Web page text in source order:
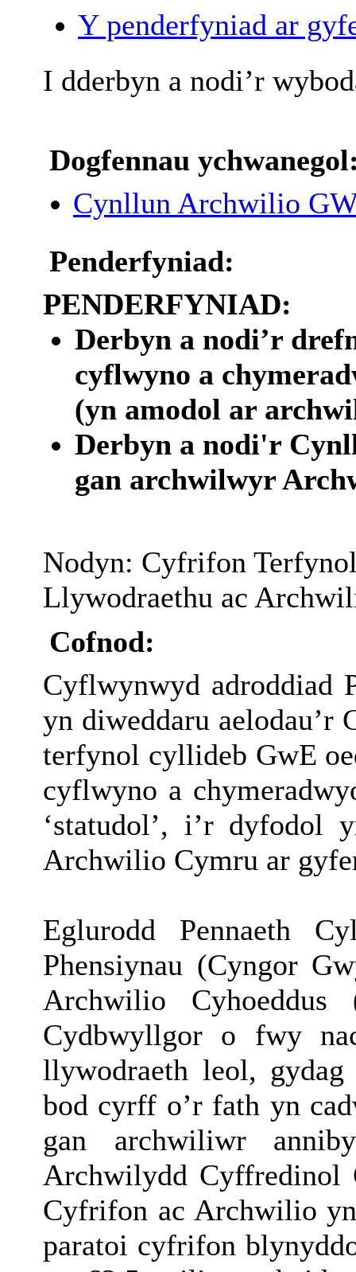
Y penderfyniad ar
I dderbyn a nodi’r
Dogfennau
Cynllun Archwilio
Penderfyniad:
PENDERFYNIAD:
Derbyn a nodi’r
cyflwyno a
(yn amodol ar
Derbyn a nodi'r
gan archwilwyr
Nodyn: Cyfrifon
Llywodraethu ac
Cofnod:
Cyflwynwyd adroddiad
yn diweddaru
terfynol cyllideb GwE
cyflwyno a
‘statudol’, i’r dyfodol
Archwilio Cymru ar
Eglurodd Pennaeth
Phensiynau (Cyngor
Archwilio
Cydbwyllgor o fwy
llywodraeth leol,
bod cyrff o’r fath yn
gan archwiliwr
Archwilydd Cyffredinol
Cyfrifon ac Archwilio
paratoi cyfrifon